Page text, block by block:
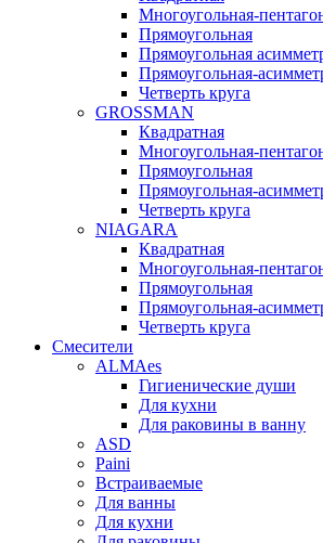
Многоугольная-
Прямоугольная
Прямоугольная
Прямоугольная-
Четверть круга
GROSSMAN
Квадратная
Многоугольная-
Прямоугольная
Прямоугольная-
Четверть круга
NIAGARA
Квадратная
Многоугольная-
Прямоугольная
Прямоугольная-
Четверть круга
Смесители
ALMAes
Гигиенические души
Для кухни
Для раковины в ванну
ASD
Paini
Встраиваемые
Для ванны
Для кухни